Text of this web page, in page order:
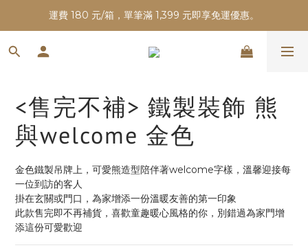
運費 180 元/箱，單筆滿 1,399 元即享免運優惠。
<售完不補> 鐵製裝飾 熊
與welcome 金色
金色鐵製吊牌上，可愛熊造型陪伴著welcome字樣，溫馨迎接每
一位到訪的客人
掛在玄關或門口，為家增添一份溫暖友善的第一印象
此款售完即不再補貨，喜歡童趣暖心風格的你，別錯過為家門增
添這份可愛歡迎